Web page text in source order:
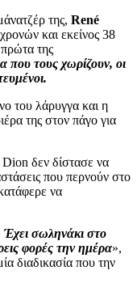
της, René
και εκείνος 38
της
που τους χωρίζουν, οι
του λάρυγγα και η
της στον πάγο για
δεν δίστασε να
που περνούν στο
να
Έχει σωληνάκι στο
φορές την ημέρα»,
διαδικασία που την